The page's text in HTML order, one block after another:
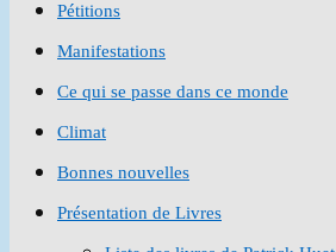
Pétitions
Manifestations
Ce qui se passe dans ce monde
Climat
Bonnes nouvelles
Présentation de Livres